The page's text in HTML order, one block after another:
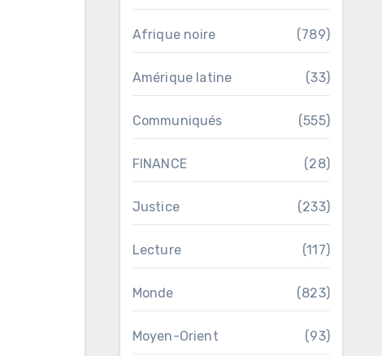
Afrique noire (789)
Amérique latine (33)
Communiqués (555)
FINANCE (28)
Justice (233)
Lecture (117)
Monde (823)
Moyen-Orient (93)